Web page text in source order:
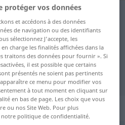
Espagnol de
Espagnol
protéger vos données
et accédons à des données
de navigation ou des identifiants
sélectionnez J'accepte, les
charge les finalités affichées dans la
traitons des données pour fournir ». Si
il est possible que certains
présentés ne soient pas pertinents
ce menu pour modifier vos
à tout moment en cliquant sur
en bas de page. Les choix que vous
ou nos Site Web. Pour plus
politique de confidentialité.